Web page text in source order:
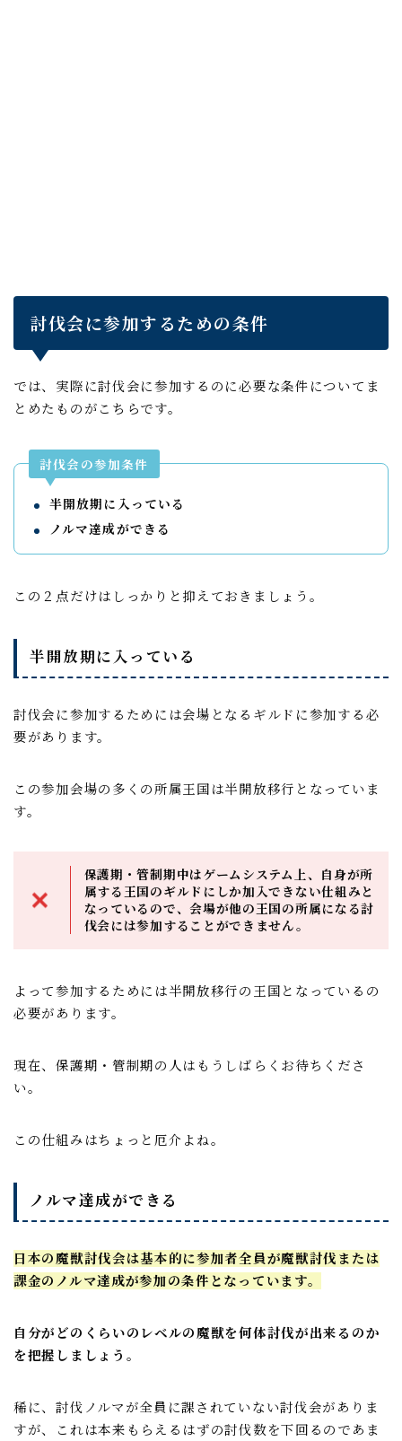
討伐会に参加するための条件
では、実際に討伐会に参加するのに必要な条件についてま
とめたものがこちらです。
討伐会の参加条件
半開放期に入っている
ノルマ達成ができる
この２点だけはしっかりと抑えておきましょう。
半開放期に入っている
討伐会に参加するためには会場となるギルドに参加する必
要があります。
この参加会場の多くの所属王国は半開放移行となっていま
す。
保護期・管制期中はゲームシステム上、自身が所
属する王国のギルドにしか加入できない仕組みと
なっているので、会場が他の王国の所属になる討
伐会には参加することができません。
よって参加するためには半開放移行の王国となっているの
必要があります。
現在、保護期・管制期の人はもうしばらくお待ちくださ
い。
この仕組みはちょっと厄介よね。
ノルマ達成ができる
日本の魔獣討伐会は基本的に参加者全員が魔獣討伐または
課金のノルマ達成が参加の条件となっています。
自分がどのくらいのレベルの魔獣を何体討伐が出来るのか
を把握しましょう。
稀に、討伐ノルマが全員に課されていない討伐会がありま
すが、これは本来もらえるはずの討伐数を下回るのであま